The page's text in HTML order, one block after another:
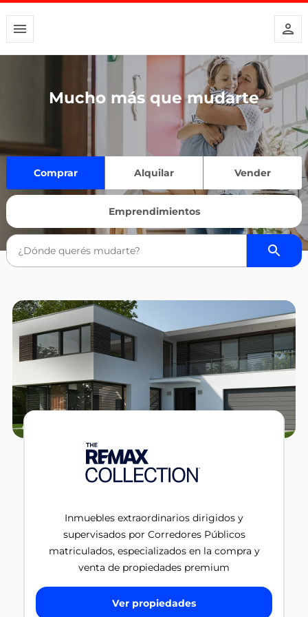
Mucho más que mudarte
Comprar Alquilar Vender
Emprendimientos
Inmuebles extraordinarios dirigidos y
supervisados por Corredores Públicos
matriculados, especializados en la compra y
venta de propiedades premium
Ver propiedades